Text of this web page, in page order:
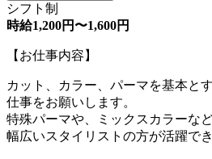
シフト制
時給1,200円〜1,600円
【お仕事内容】
カット、カラー、パーマを基本と
仕事をお願いします。
特殊パーマや、ミックスカラーな
幅広いスタイリストの方が活躍で